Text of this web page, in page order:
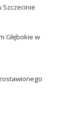
Szczecinie
Głębokie w